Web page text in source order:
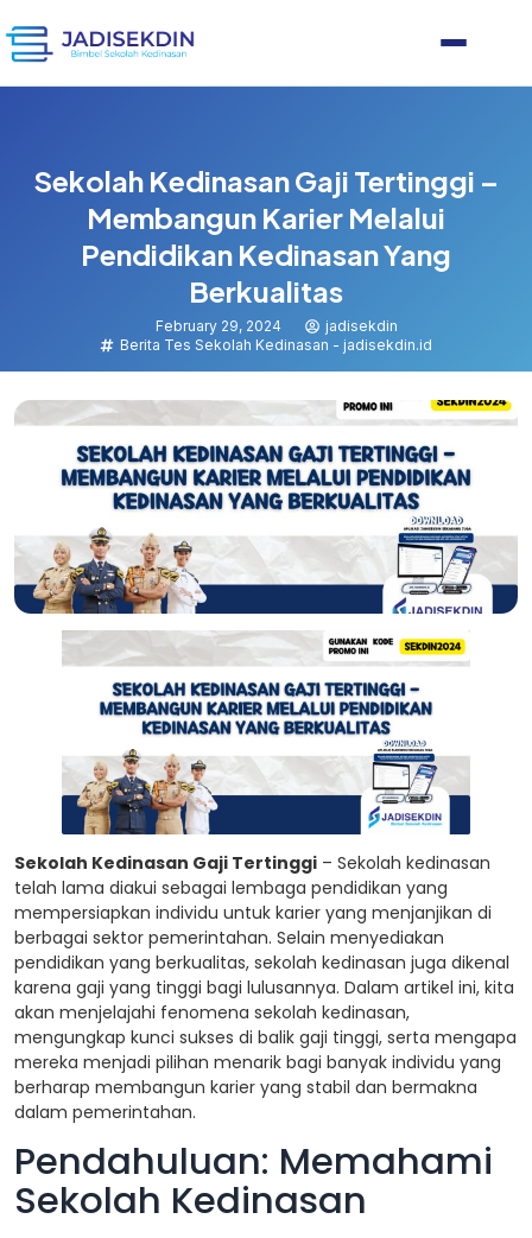
Sekolah Kedinasan Gaji Tertinggi –
Membangun Karier Melalui
Pendidikan Kedinasan Yang
Berkualitas
February 29, 2024
jadisekdin
Berita Tes Sekolah Kedinasan - jadisekdin.id
Sekolah Kedinasan Gaji Tertinggi – Sekolah kedinasan
telah lama diakui sebagai lembaga pendidikan yang
mempersiapkan individu untuk karier yang menjanjikan di
berbagai sektor pemerintahan. Selain menyediakan
pendidikan yang berkualitas, sekolah kedinasan juga dikenal
karena gaji yang tinggi bagi lulusannya. Dalam artikel ini, kita
akan menjelajahi fenomena sekolah kedinasan,
mengungkap kunci sukses di balik gaji tinggi, serta mengapa
mereka menjadi pilihan menarik bagi banyak individu yang
berharap membangun karier yang stabil dan bermakna
dalam pemerintahan.
Pendahuluan: Memahami
Sekolah Kedinasan